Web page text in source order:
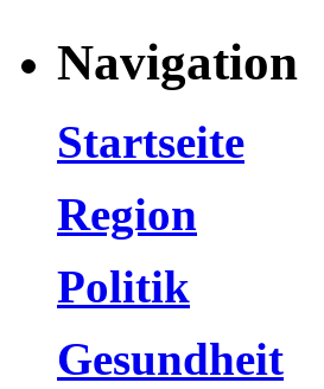
Navigation
Startseite
Region
Politik
Gesundheit